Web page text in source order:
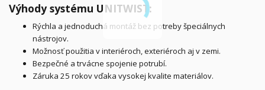
Výhody systému UNITWIST:
Rýchla a jednoduchá montáž bez potreby špeciálnych
nástrojov.
Možnosť použitia v interiéroch, exteriéroch aj v zemi.
Bezpečné a trvácne spojenie potrubí.
Záruka 25 rokov vďaka vysokej kvalite materiálov.